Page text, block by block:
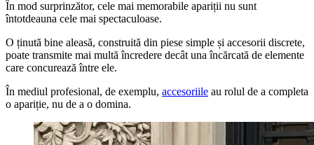
În mod surprinzător, cele mai memorabile apariții nu sunt
întotdeauna cele mai spectaculoase.
O ținută bine aleasă, construită din piese simple și accesorii discrete,
poate transmite mai multă încredere decât una încărcată de elemente
care concurează între ele.
În mediul profesional, de exemplu, accesoriile au rolul de a completa
o apariție, nu de a o domina.